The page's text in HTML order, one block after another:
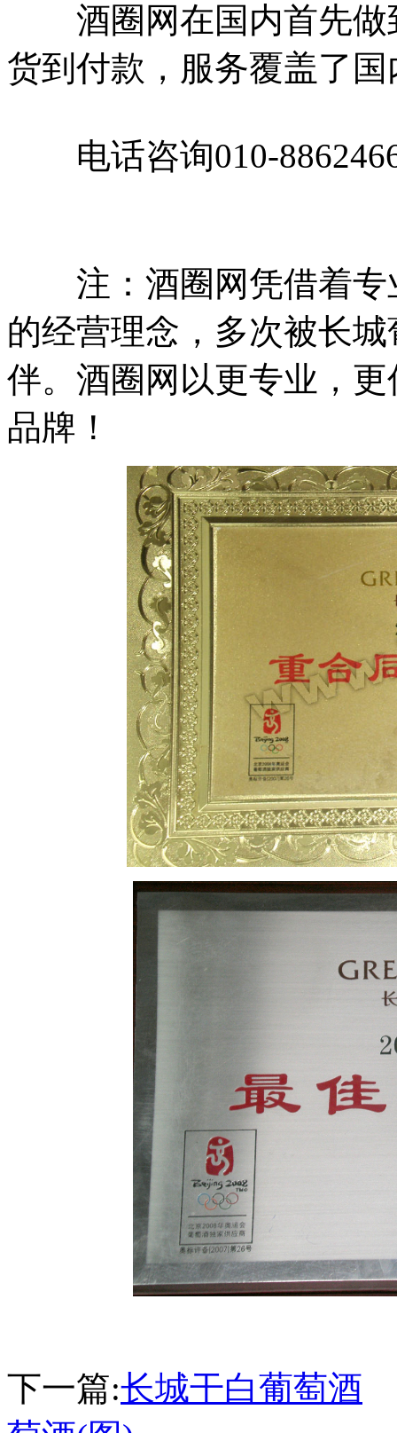
酒圈网在国内首先做
货到付款，服务覆盖了
电话咨询010-
注：酒圈网凭借着专
的经营理念，多次被长
伴。酒圈网以更专业，
品牌！
下一篇:长城干白葡萄酒